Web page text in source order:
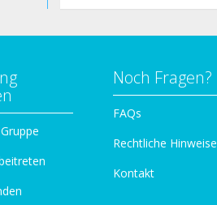
Noch Fragen?
FAQs
Rechtliche Hinweise
Kontakt